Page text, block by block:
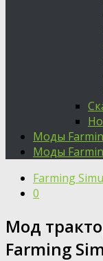
Моды
Моды
Farming
0
Moд
Farming